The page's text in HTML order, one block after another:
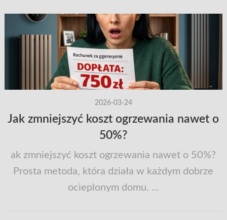
2026-03-24
Jak zmniejszyć koszt ogrzewania nawet o
50%?
ak zmniejszyć koszt ogrzewania nawet o 50%?
Prosta metoda, która działa w każdym dobrze
ocieplonym domu. ...